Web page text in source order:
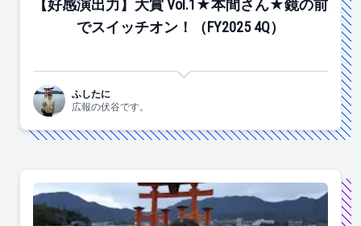
【好感演出力】大賞 Vol.1★本間さん★鏡の前
でスイッチオン！（FY2025 4Q）
ふしたに
広報の伏谷です。